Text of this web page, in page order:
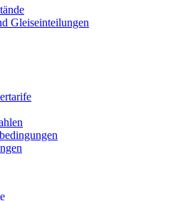
Gleiseinteilungen